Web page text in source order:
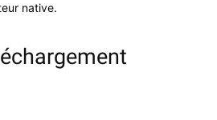
native.